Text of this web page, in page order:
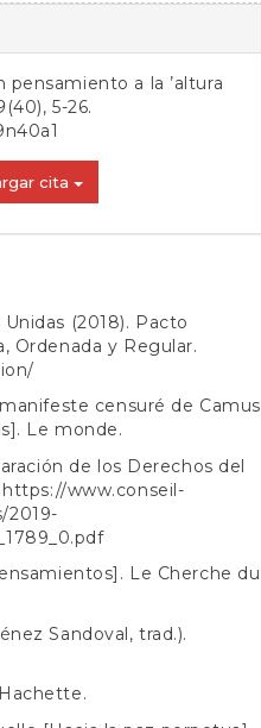
pensamiento a la ’altura
(40), 5-26.
cita
(2018). Pacto
Ordenada y Regular.
censuré de Camus
Le monde.
de los Derechos del
https://www.conseil-
2019-
Le Cherche du
Sandoval, trad.).